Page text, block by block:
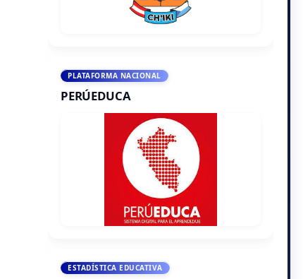
PLATAFORMA NACIONAL
PERÚEDUCA
ESTADÍSTICA EDUCATIVA